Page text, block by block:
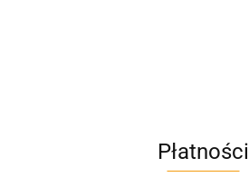
AC EasyLine
Płatności